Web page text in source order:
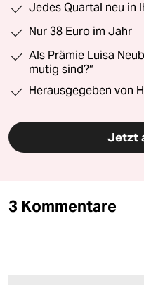
Jedes Quartal neu in
Nur 38 Euro im Jahr
Als Prämie Luisa
mutig sind?“
Herausgegeben von
Jetzt
3 Kommentare